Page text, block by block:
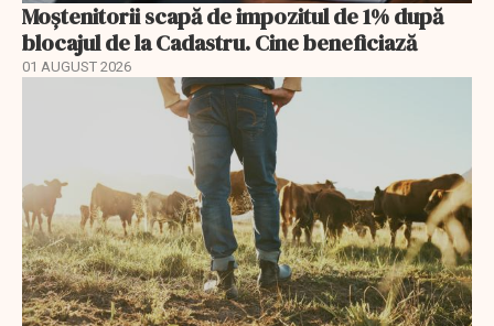
Moștenitorii scapă de impozitul de 1% după
blocajul de la Cadastru. Cine beneficiază
01 AUGUST 2026